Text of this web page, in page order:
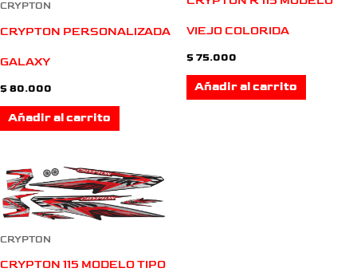
CRYPTON
CRYPTON PERSONALIZADA
GALAXY
$ 80.000
Añadir al carrito
VIEJO COLORIDA
$ 75.000
Añadir al carrito
CRYPTON
CRYPTON 115 MODELO TIPO